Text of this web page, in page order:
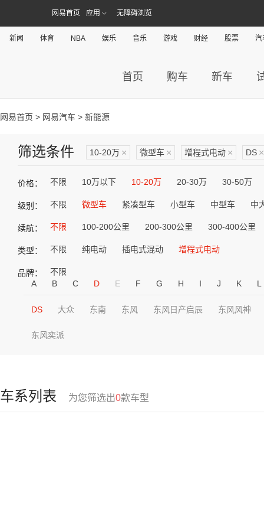
网易首页 应用 无障碍浏览
新闻 体育 NBA 娱乐 音乐 游戏 财经 股票 汽
首页 购车 新车
网易首页 > 网易汽车 > 新能源
筛选条件 10-20万 × 微型车 × 增程式电动 × DS ×
价格： 不限 10万以下 10-20万 20-30万 30-50万
级别： 不限 微型车 紧凑型车 小型车 中型车 中
续航： 不限 100-200公里 200-300公里 300-400公里
类型： 不限 纯电动 插电式混动 增程式电动
品牌：
不限
A
B C D E F G H I J K L
DS 大众 东南 东风 东风日产启辰 东风风神
东风奕派
车系列表 为您筛选出0款车型